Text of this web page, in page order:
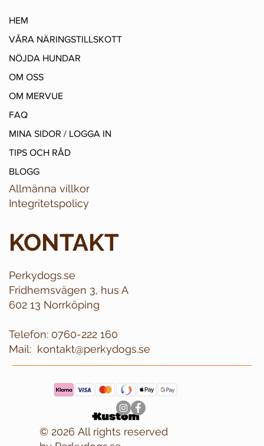
HEM
VÅRA NÄRINGSTILLSKOTT
NÖJDA HUNDAR
OM OSS
OM MERVUE
FAQ
MINA SIDOR / LOGGA IN
TIPS OCH RÅD
BLOGG
Allmänna villkor
Integritetspolicy
KONTAKT
Perkydogs.se
Fridhemsvägen 3, hus A
602 13 Norrköping
Telefon: 0760-222 160
kontakt@perkydogs.se
Mail:
© 2026 All rights reserved